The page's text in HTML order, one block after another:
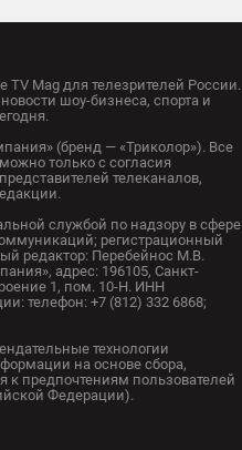
Mag для телезрителей России.
шоу-бизнеса, спорта и
(бренд — «Триколор»). Все
только с согласия
телеканалов,
службой по надзору в сфере
регистрационный
редактор: Перебейнос М.В.
адрес: 196105, Санкт-
1, пом. 10-Н. ИНН
телефон: +7 (812) 332 6868;
технологии
на основе сбора,
к предпочтениям пользователей
Федерации).